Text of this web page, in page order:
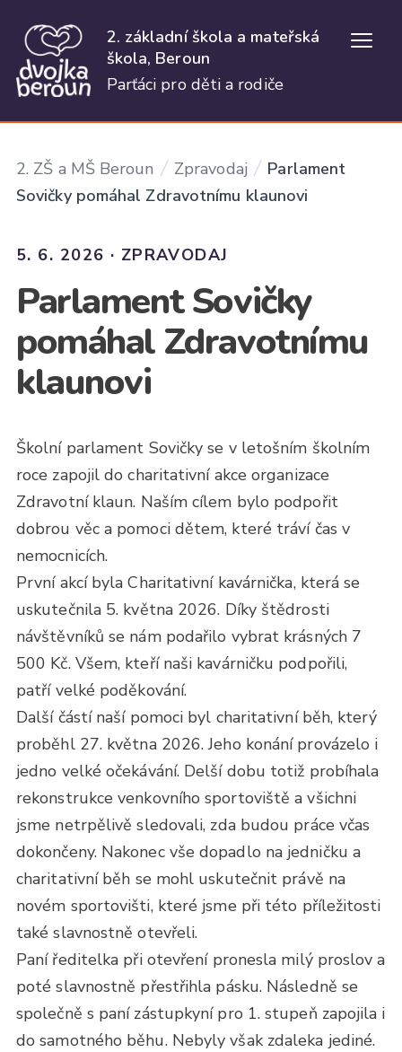
2. základní škola a mateřská
škola, Beroun
Parťáci pro děti a rodiče
2. ZŠ a MŠ Beroun Zpravodaj
Parlament
Sovičky pomáhal Zdravotnímu klaunovi
5. 6. 2026 · ZPRAVODAJ
Parlament Sovičky
pomáhal Zdravotnímu
klaunovi
Školní parlament Sovičky se v letošním školním
roce zapojil do charitativní akce organizace
Zdravotní klaun. Naším cílem bylo podpořit
dobrou věc a pomoci dětem, které tráví čas v
nemocnicích.
První akcí byla Charitativní kavárnička, která se
uskutečnila 5. května 2026. Díky štědrosti
návštěvníků se nám podařilo vybrat krásných 7
500 Kč. Všem, kteří naši kavárničku podpořili,
patří velké poděkování.
Další částí naší pomoci byl charitativní běh, který
proběhl 27. května 2026. Jeho konání provázelo i
jedno velké očekávání. Delší dobu totiž probíhala
rekonstrukce venkovního sportoviště a všichni
jsme netrpělivě sledovali, zda budou práce včas
dokončeny. Nakonec vše dopadlo na jedničku a
charitativní běh se mohl uskutečnit právě na
novém sportovišti, které jsme při této příležitosti
také slavnostně otevřeli.
Paní ředitelka při otevření pronesla milý proslov a
poté slavnostně přestřihla pásku. Následně se
společně s paní zástupkyní pro 1. stupeň zapojila i
do samotného běhu. Nebyly však zdaleka jediné.